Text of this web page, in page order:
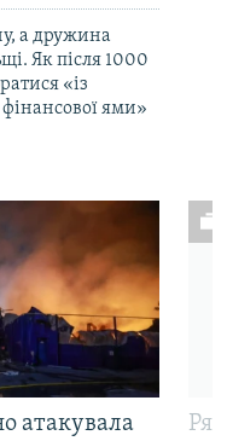
а дружина
Як після 1000
«із
фінансової ями»
атакувала